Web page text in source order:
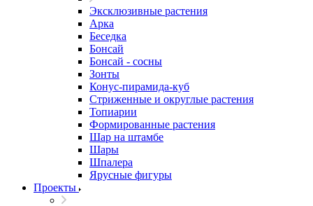
Эксклюзивные растения
Арка
Беседка
Бонсай
Бонсай - сосны
Зонты
Конус-пирамида-куб
Стриженные и округлые растения
Топиарии
Формированные растения
Шар на штамбе
Шары
Шпалера
Ярусные фигуры
Проекты